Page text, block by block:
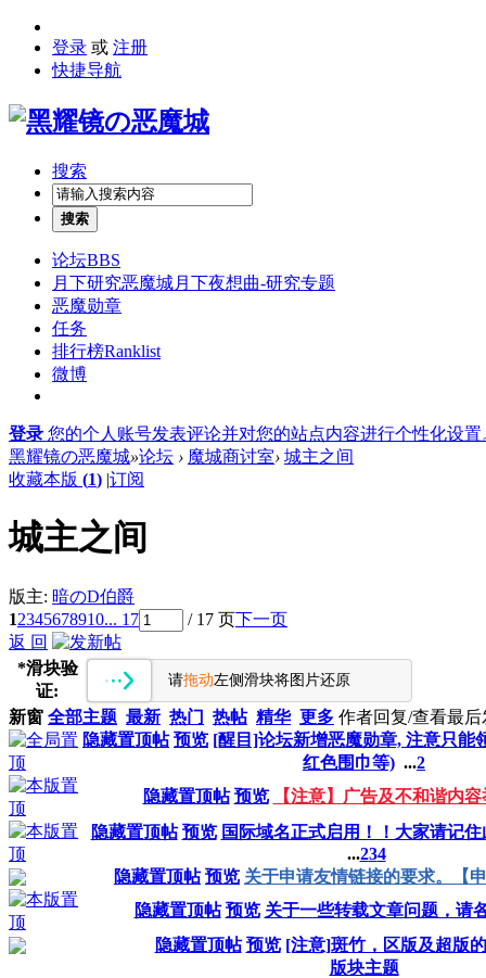
登录 或 注册
快捷导航
搜索
搜索
论坛BBS
月下研究恶魔城月下夜想曲-研究专题
恶魔勋章
任务
排行榜Ranklist
微博
登录 您的个人账号发表评论并对您的站点内容进行个性化设置
黑耀镜の恶魔城»论坛 › 魔城商讨室› 城主之间
收藏本版 (1) |订阅
城主之间
版主: 暗のD伯爵
12345678910... 17 / 17 页下一页
返 回
*滑块验
证:
请拖动左侧滑块将图片还原
新窗 全部主题 最新 热门 热帖 精华 更多 作者回复/查看最后
隐藏置顶帖 预览 [醒目]论坛新增恶魔勋章, 注意只能
红色围巾等) ...2
隐藏置顶帖 预览
【注意】广告及不和谐内容
隐藏置顶帖 预览 国际域名正式启用！！大家请记
...234
隐藏置顶帖 预览 关于申请友情链接的要求。【
隐藏置顶帖 预览 关于一些转载文章问题，请
隐藏置顶帖 预览 [注意]斑竹，区版及超版
版块主题